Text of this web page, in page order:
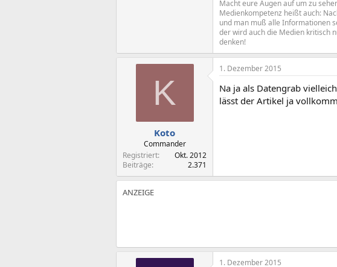
Macht eure Augen auf um zu
Medienkompetenz heißt auch:
und man muß alle Informationen
der wird auch die Medien kritisch
denken!
K
Koto
Commander
Registriert
Okt. 2012
Beiträge
2.371
1. Dezember 2015
Na ja als Datengrab
lässt der Artikel ja
1. Dezember 2015